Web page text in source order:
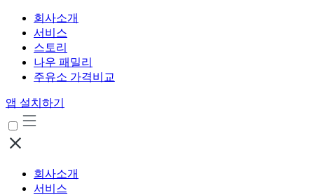
회사소개
서비스
스토리
나우 패밀리
주유소 가격비교
앱 설치하기
회사소개
서비스